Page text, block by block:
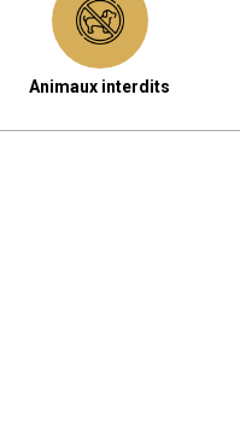
Animaux interdits